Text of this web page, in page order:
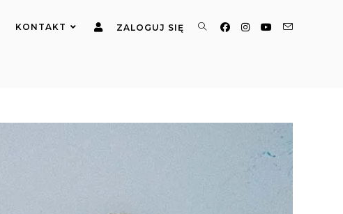
KONTAKT ZALOGUJ SIĘ